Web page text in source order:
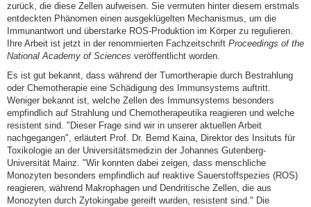
zurück, die diese Zellen aufweisen. Sie vermuten hinter diesem erstmals
entdeckten Phänomen einen ausgeklügelten Mechanismus, um die
Immunantwort und überstarke ROS-Produktion im Körper zu regulieren.
Ihre Arbeit ist jetzt in der renommierten Fachzeitschrift Proceedings of the
National Academy of Sciences veröffentlicht worden.
Es ist gut bekannt, dass während der Tumortherapie durch Bestrahlung
oder Chemotherapie eine Schädigung des Immunsystems auftritt.
Weniger bekannt ist, welche Zellen des Immunsystems besonders
empfindlich auf Strahlung und Chemotherapeutika reagieren und welche
resistent sind. "Dieser Frage sind wir in unserer aktuellen Arbeit
nachgegangen", erläutert Prof. Dr. Bernd Kaina, Direktor des Insituts für
Toxikologie an der Universitätsmedizin der Johannes Gutenberg-
Universität Mainz. "Wir konnten dabei zeigen, dass menschliche
Monozyten besonders empfindlich auf reaktive Sauerstoffspezies (ROS)
reagieren, während Makrophagen und Dendritische Zellen, die aus
Monozyten durch Zytokingabe gereift wurden, resistent sind." Die